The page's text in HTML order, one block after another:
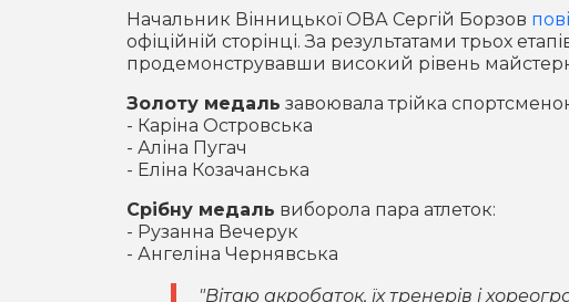
Начальник Вінницької ОВА Сергій Борзов
офіційній сторінці. За результатами трьох
продемонструвавши високий рівень
Золоту медаль завоювала трійка
- Каріна Островська
- Аліна Пугач
- Еліна Козачанська
Срібну медаль виборола пара атлеток:
- Рузанна Вечерук
- Ангеліна Чернявська
"Вітаю акробаток, їх тренерів і